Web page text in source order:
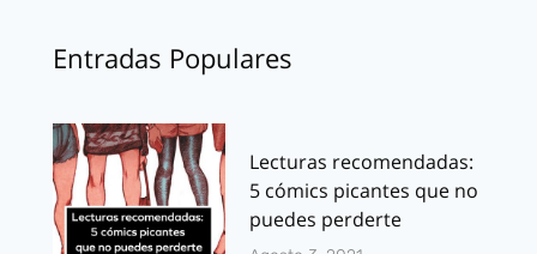
Entradas Populares
Lecturas recomendadas:
5 cómics picantes que no
puedes perderte